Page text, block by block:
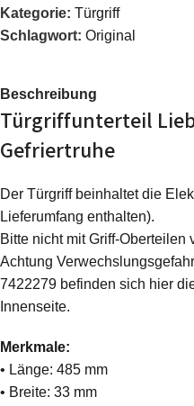
Kategorie: Türgriff
Schlagwort: Original
Beschreibung
Türgriffunterteil
Gefriertruhe
Der Türgriff beinhaltet die
Lieferumfang enthalten).
Bitte nicht mit Griff-Oberteilen
Achtung
7422279 befinden sich hier
Innenseite.
Merkmale:
• Länge: 485 mm
• Breite: 33 mm